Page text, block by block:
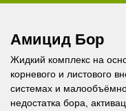
Амицид Бор
Жидкий комплекс на
корневого и листового
системах и
недостатка бора,